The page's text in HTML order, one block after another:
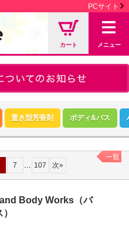
PCサイト
カート メニュー
置き型芳香剤 ボディ&バス
Body Works（バ
一覧
7 107 次»